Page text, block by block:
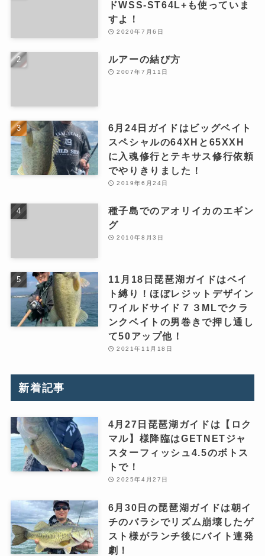
ドWSS-ST64L+も使っていま
すよ！
2020年7月6日
ルアーの結び方
2007年7月11日
6月24日ガイドはビッグベイト
スペシャルの64XHと65XXH
に入魂修行とテキサス修行依頼
でやりきりました！
2019年6月24日
種子島でのアオリイカのエギン
グ
2010年8月3日
11月18日琵琶湖ガイドはベイ
ト縛り！ほぼレジットデザイン
ワイルドサイド７３MLでクラ
ンクベイトの男巻きで押し通し
て50アップ他！
2021年11月18日
新着記事
4月27日琵琶湖ガイドは【ロク
マル】様降臨はGETNETジャ
スターフィッシュ4.5のボトス
トで！
2025年4月27日
6月30日の琵琶湖ガイドは朝イ
チのバラシでリズム崩壊したゲ
スト様がランチ後にバイト連発
劇！